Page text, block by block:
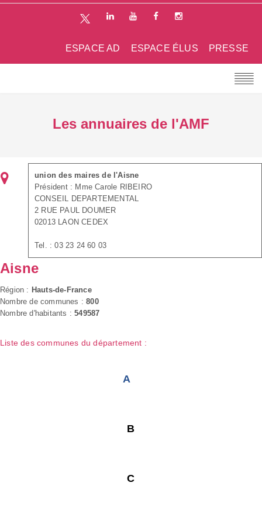
PRESSE
ESPACE ÉLUS
ESPACE AD
Les annuaires de l'AMF
union des maires de l'Aisne
Président : Mme Carole RIBEIRO
CONSEIL DEPARTEMENTAL
2 RUE PAUL DOUMER
02013 LAON CEDEX
Tel. : 03 23 24 60 03
Aisne
Région : Hauts-de-France
Nombre de communes :800
Nombre d'habitants :549587
Liste des communes du département :
A
B
C